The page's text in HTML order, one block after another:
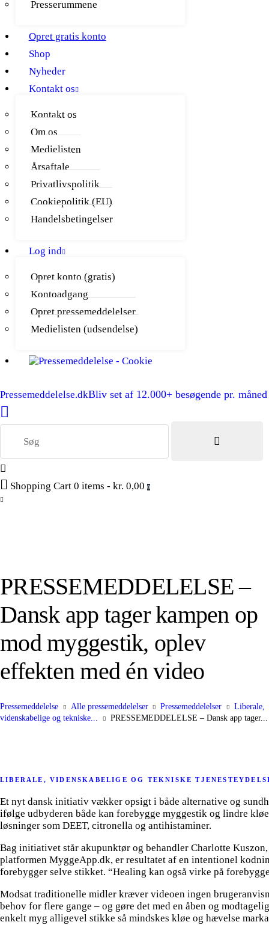
Presserummene
Opret gratis konto
Shop
Nyheder
Kontakt os
Kontakt os
Om os
Medielisten
Årsaftale
Privatlivspolitik
Cookiepolitik (EU)
Handelsbetingelser
Log ind
Opret konto (gratis)
Kontoadgang
Opret pressemeddelelser
Medielisten (udsendelse)
Pressemeddelelse.dkBliv set af 12.000+ besøgende pr. måned
Shopping Cart 0 items - kr. 0,00 0
PRESSEMEDDELELSE –
Dansk app tager kampen op
mod myggestik, oplev
effekten med én video
Pressemeddelelse Alle pressemeddelelser Pressemeddelelser
Liberale,
videnskabelige og tekniske...
PRESSEMEDDELELSE – Dansk app tager...
LIBERALE, VIDENSKABELIGE OG TEKNISKE
Et nyt dansk initiativ vækker opsigt i både alternative og
ifølge udbyderen både kan forebygge myggestik og lindre
løsninger som DEET, citronella og antihistaminer.
Bag initiativet står akupunktør og behandler Charlotte
platformen MyggeApp.dk, er resultatet af en intentionel
forebygger selve stikket. “Healing kan også virke på
Modsat traditionelle midler kræver videoen ingen
behov for flere gange – og gøre det med en åben og
enkelt myg alligevel stikke så mindskes kløe og hævelse